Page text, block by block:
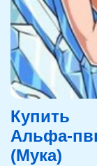
Купить
Альфа-
(Мука)